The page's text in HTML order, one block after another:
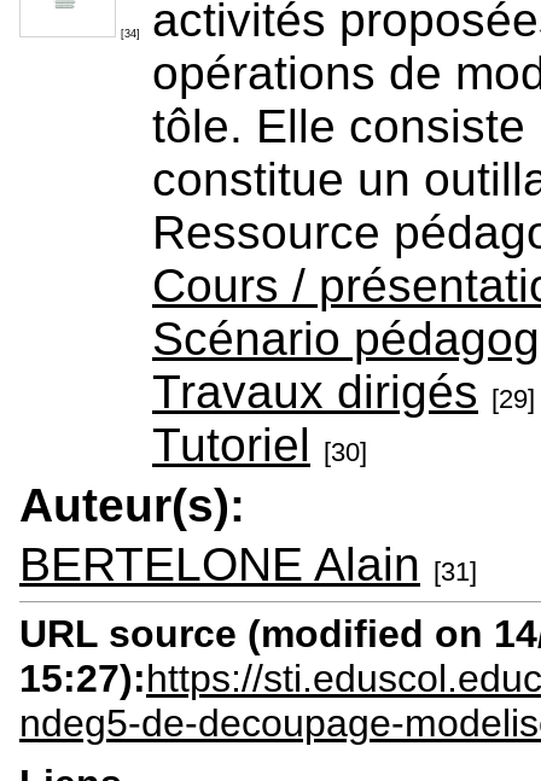
[34]
activités
opérations de
tôle. Elle
constitue un
Ressource
Cours /
Scénario
Travaux dirigés [29]
Tutoriel [30]
Auteur(s):
BERTELONE Alain [31]
URL source (modified on
15:27):https://
ndeg5-de-decoupage-